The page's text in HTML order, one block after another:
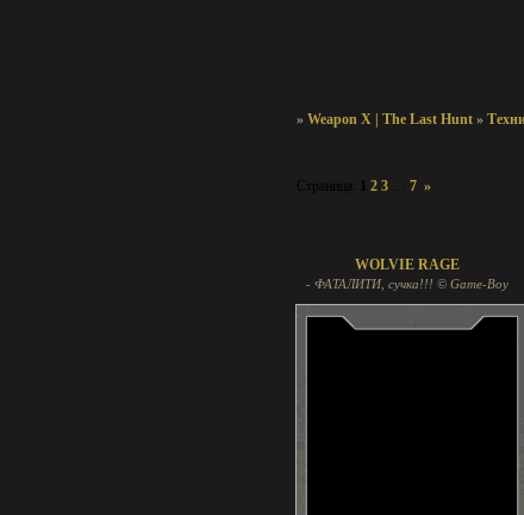
»Weapon X | The Last Hunt »
Страница: 2 3 7 »
WOLVIE RAGE
- ФАТАЛИТИ, сучка!!! © Game-Boy